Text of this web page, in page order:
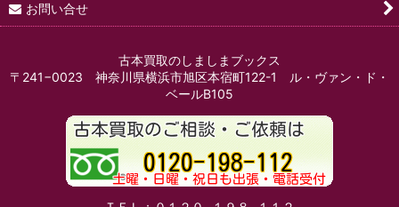
お問い合せ
古本買取のしましまブックス
〒241−0023 神奈川県横浜市旭区本宿町122-1 ル・ヴァン・ド・
ベールB105